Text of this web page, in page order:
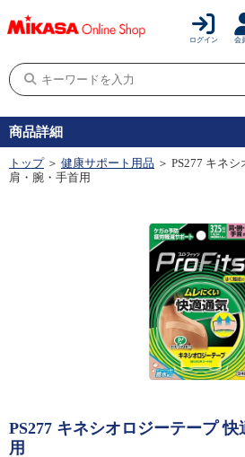
ログイン 会
商品詳細
トップ ＞ 健康サポート用品 ＞ PS277 キネ
肩・腕・手首用
PS277 キネシオロジーテープ
用